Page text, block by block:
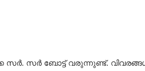
സർ. സർ ബോട്ട് വരുന്നുണ്ട്.